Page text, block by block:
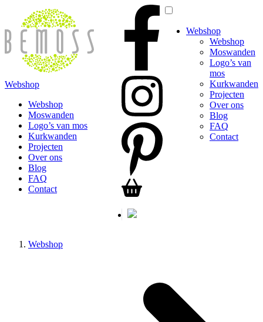
Webshop
Webshop
Moswanden
Logo’s van mos
Kurkwanden
Projecten
Over ons
Blog
FAQ
Contact
Webshop
Webshop
Moswanden
Logo’s van
mos
Kurkwanden
Projecten
Over ons
Blog
FAQ
Contact
Webshop